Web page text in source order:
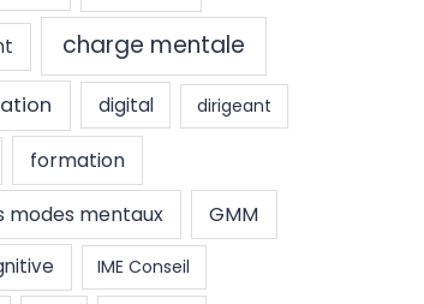
charge mentale
digital dirigeant
formation
modes mentaux
GMM
IME Conseil